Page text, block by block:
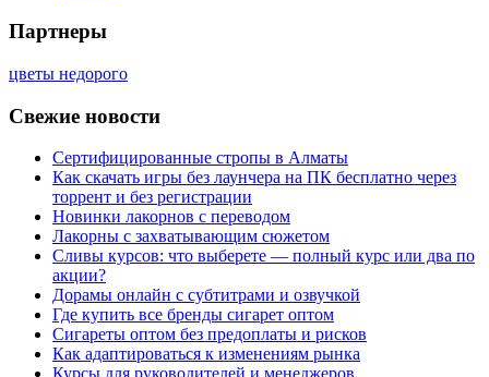
Партнеры
цветы недорого
Свежие новости
Сертифицированные стропы в Алматы
Как скачать игры без лаунчера на ПК бесплатно через
торрент и без регистрации
Новинки лакорнов с переводом
Лакорны с захватывающим сюжетом
Сливы курсов: что выберете — полный курс или два по
акции?
Дорамы онлайн с субтитрами и озвучкой
Где купить все бренды сигарет оптом
Сигареты оптом без предоплаты и рисков
Как адаптироваться к изменениям рынка